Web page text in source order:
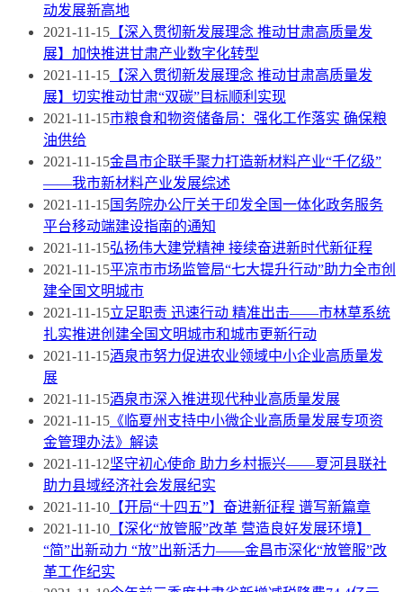
动发展新高地
2021-11-15 【深入贯彻新发展理念 推动甘肃高质量发
展】加快推进甘肃产业数字化转型
2021-11-15 【深入贯彻新发展理念 推动甘肃高质量发
展】切实推动甘肃“双碳”目标顺利实现
2021-11-15市粮食和物资储备局：强化工作落实 确保粮
油供给
2021-11-15金昌市企联手聚力打造新材料产业“千亿级”
——我市新材料产业发展综述
2021-11-15国务院办公厅关于印发全国一体化政务服务
平台移动端建设指南的通知
2021-11-15弘扬伟大建党精神 接续奋进新时代新征程
2021-11-15平凉市市场监管局“七大提升行动”助力全市创
建全国文明城市
2021-11-15立足职责 迅速行动 精准出击——市林草系统
扎实推进创建全国文明城市和城市更新行动
2021-11-15酒泉市努力促进农业领域中小企业高质量发
展
2021-11-15酒泉市深入推进现代种业高质量发展
2021-11-15 《临夏州支持中小微企业高质量发展专项资
金管理办法》解读
2021-11-12坚守初心使命 助力乡村振兴——夏河县联社
助力县域经济社会发展纪实
2021-11-10 【开局“十四五”】奋进新征程 谱写新篇章
2021-11-10 【深化“放管服”改革 营造良好发展环境】
“简”出新动力 “放”出新活力——金昌市深化“放管服”改
革工作纪实